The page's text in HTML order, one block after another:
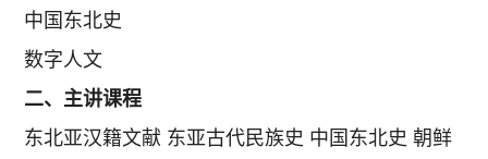
中国东北史
数字人文
二、主讲课程
东北亚汉籍文献 东亚古代民族史 中国东北史 朝鲜